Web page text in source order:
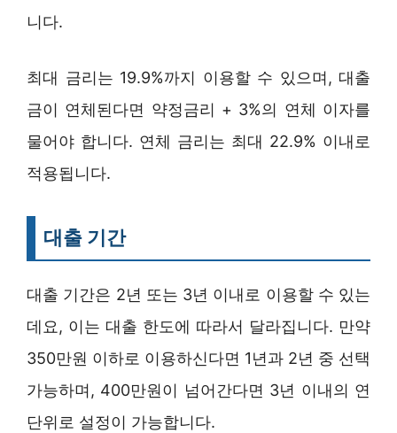
니다.
최대 금리는 19.9%까지 이용할 수 있으며, 대출
금이 연체된다면 약정금리 + 3%의 연체 이자를
물어야 합니다. 연체 금리는 최대 22.9% 이내로
적용됩니다.
대출 기간
대출 기간은 2년 또는 3년 이내로 이용할 수 있는
데요, 이는 대출 한도에 따라서 달라집니다. 만약
350만원 이하로 이용하신다면 1년과 2년 중 선택
가능하며, 400만원이 넘어간다면 3년 이내의 연
단위로 설정이 가능합니다.